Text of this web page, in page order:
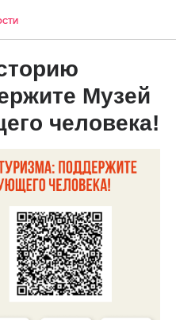
Музей
человека!